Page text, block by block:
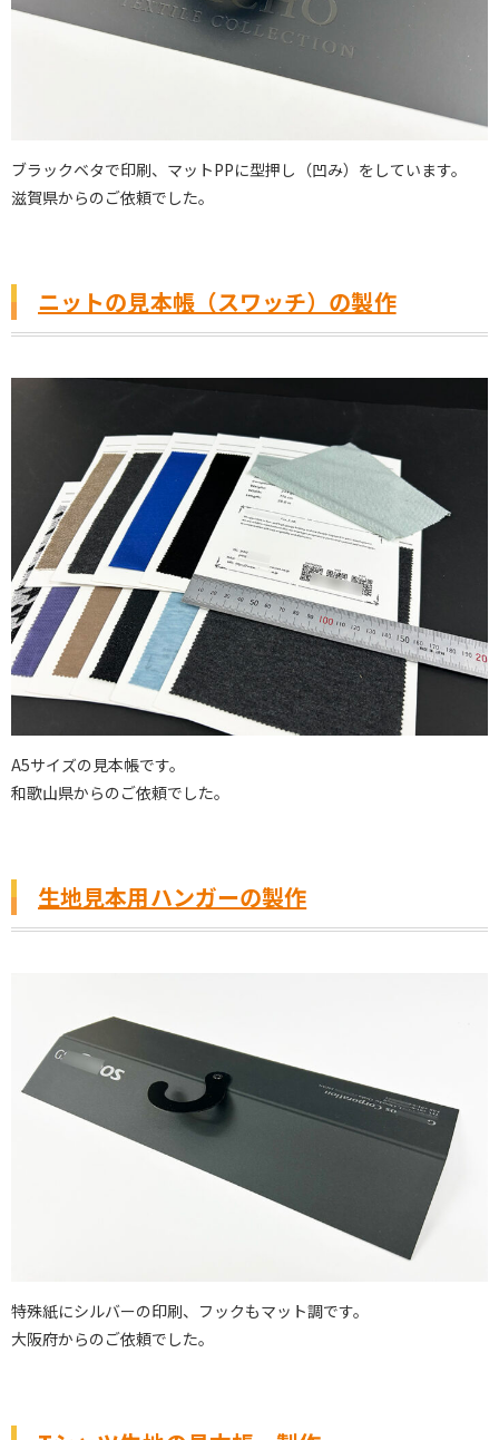
ブラックベタで印刷、マットPPに型押し（凹み）をしています。
滋賀県からのご依頼でした。
ニットの見本帳（スワッチ）の製作
A5サイズの見本帳です。
和歌山県からのご依頼でした。
生地見本用ハンガーの製作
特殊紙にシルバーの印刷、フックもマット調です。
大阪府からのご依頼でした。